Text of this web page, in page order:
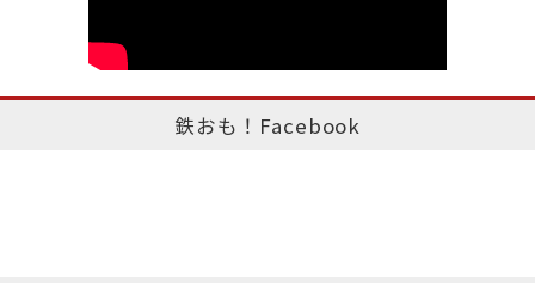
鉄おも！Facebook